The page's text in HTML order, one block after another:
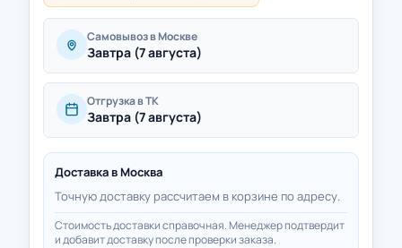
Самовывоз в Москве
Завтра (7 августа)
Отгрузка в ТК
Завтра (7 августа)
Доставка в Москва
Точную доставку рассчитаем в корзине по адресу.
Стоимость доставки справочная. Менеджер подтвердит
и добавит доставку после проверки заказа.